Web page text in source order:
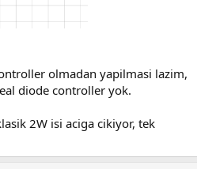
olmadan yapilmasi lazim,
diode controller yok.
2W isi aciga cikiyor, tek